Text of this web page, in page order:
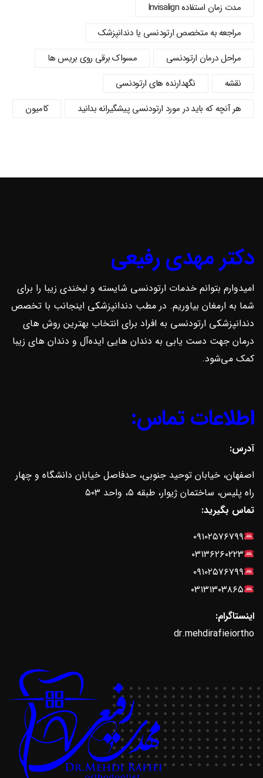
مدت زمان استفاده Invisalign
مراجعه به متخصص ارتودنسی یا دندانپزشک
مراحل درمان ارتودنسی
مسواک برقی روی بریس ها
نقشه
نگهدارنده های ارتودنسی
هر آنچه که باید در مورد ارتودنسی پیشگیرانه بدانید
کامیون
دکتر مهدی رفیعی
امیدوارم بتوانم خدمات ارتودنسی شایسته و لبخندی زیبا را برای
شما به ارمغان بیاوریم. در مطب دندانپزشکی اینجانب با تخصص
دندانپزشکی ارتودنسی به افراد برای انتخاب بهترین روش ‌های
درمان جهت دست یابی به دندان هایی ایده‌آل و دندان های زیبا
کمک می‌شود.
اطلاعات تماس:
آدرس:
اصفهان، خیابان توحید جنوبی، حدفاصل خیابان دانشگاه و چهار
راه پلیس، ساختمان ژیوار، طبقه ۵، واحد ۵۰۳
تماس بگیرید:
۰۹۱۰۲۵۷۶۷۹۹
۰۳۱۳۶۲۶۰۲۲۳
۰۹۱۰۲۵۷۶۷۹۹
۰۳۱۳۱۳۰۳۸۶۵
اینستاگرام:
dr.mehdirafieiortho